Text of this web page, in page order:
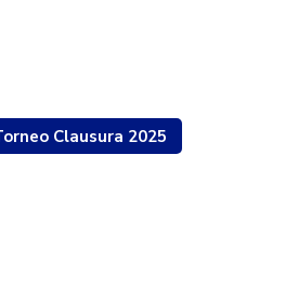
Clausura 2025